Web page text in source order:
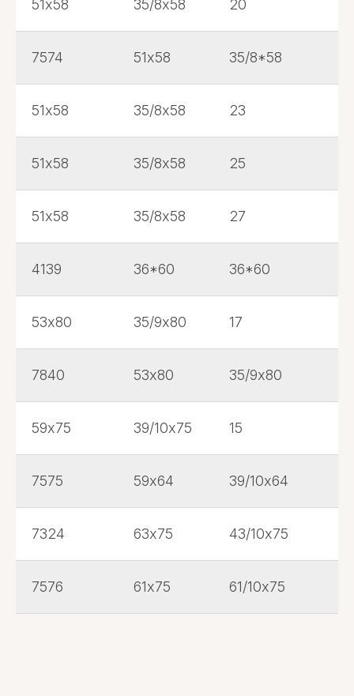
51х58 35/8х58 20
7574 51х58 35/8*58
51х58 35/8х58 23
51х58 35/8х58 25
51х58 35/8х58 27
4139 36*60 36*60
53х80 35/9х80 17
7840 53х80 35/9х80
59х75 39/10х75 15
7575 59х64 39/10х64
7324 63х75 43/10х75
7576 61х75 61/10х75